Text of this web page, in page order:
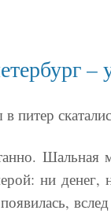
–
питер
Шальная
ни денег,